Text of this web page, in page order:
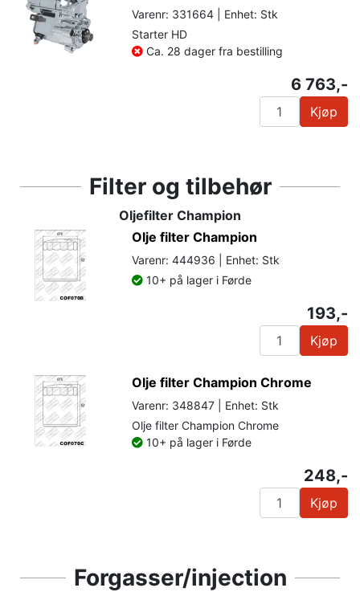
Varenr: 331664 | Enhet: Stk
Starter HD
Ca. 28 dager fra bestilling
6 763,-
Kjøp
Filter og tilbehør
Oljefilter Champion
Olje filter Champion
Varenr: 444936 | Enhet: Stk
10+ på lager i Førde
193,-
Kjøp
Olje filter Champion Chrome
Varenr: 348847 | Enhet: Stk
Olje filter Champion Chrome
10+ på lager i Førde
248,-
Kjøp
Forgasser/injection